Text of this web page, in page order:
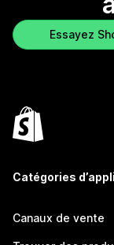
Essayez
Catégories
Canaux de vente